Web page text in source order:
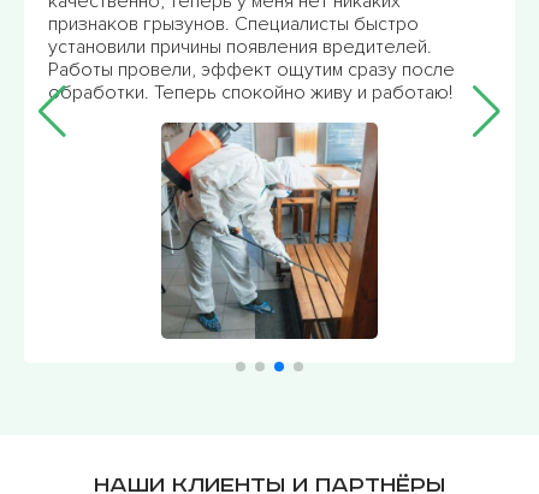
признаков грызунов. Специалисты быстро
установили причины появления вредителей.
Работы провели, эффект ощутим сразу после
обработки. Теперь спокойно живу и работаю!
Наши клиенты и партнёры